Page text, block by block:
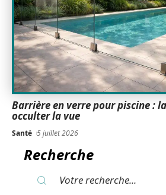
Barrière en verre pour piscine :
occulter la vue
Santé 5 juillet 2026
Recherche